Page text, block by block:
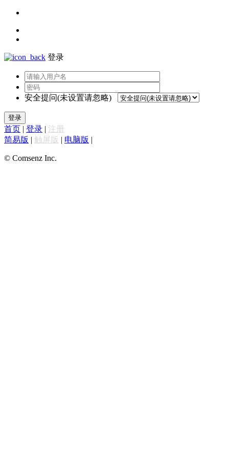
登录
安全提问(未设置请忽略)
登录
首页 | 登录 | 注册
简易版 | 触屏版 | 电脑版 |
© Comsenz Inc.